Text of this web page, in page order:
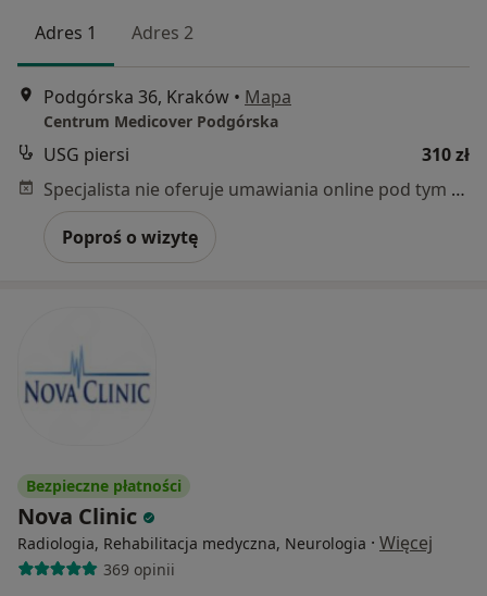
Adres 1 Adres 2
Podgórska 36, Kraków • Mapa
Centrum Medicover Podgórska
USG piersi
310 zł
Specjalista nie oferuje umawiania online pod tym adresem.
Poproś o wizytę
Bezpieczne płatności
Nova Clinic
Radiologia, Rehabilitacja medyczna, Neurologia · Więcej
369 opinii